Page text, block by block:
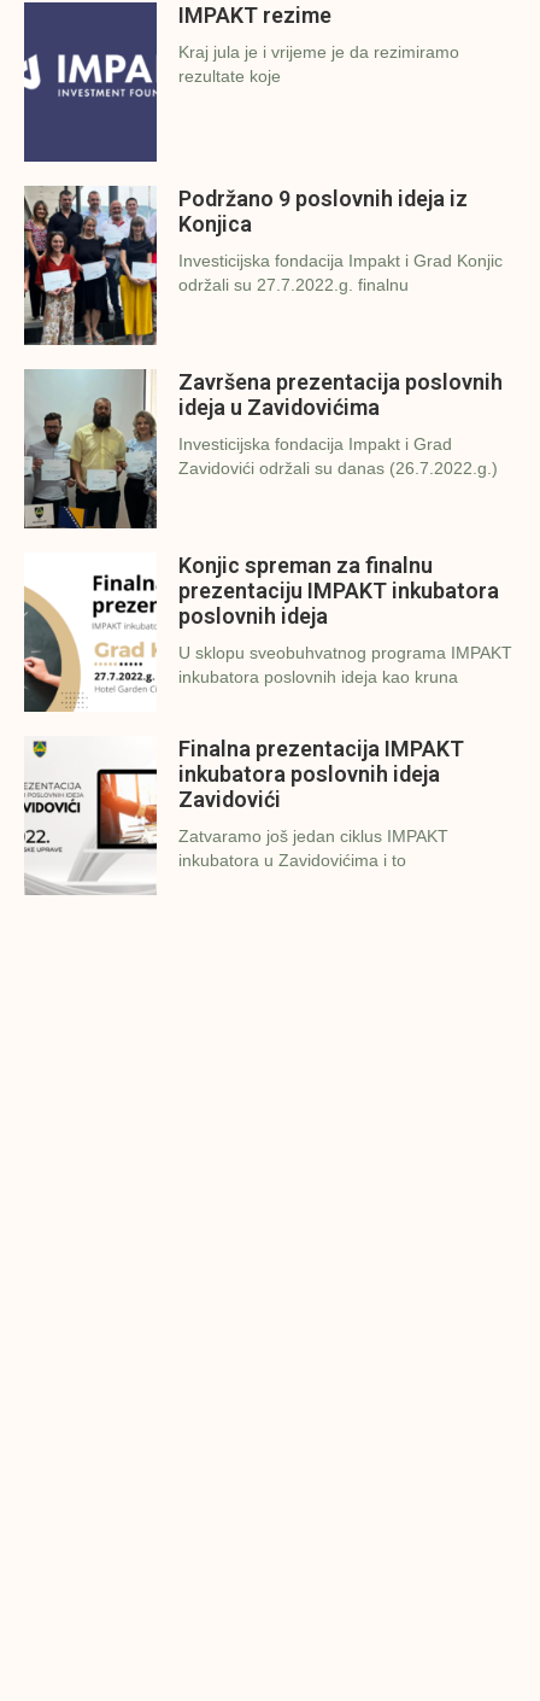
IMPAKT rezime
Kraj jula je i vrijeme je da rezimiramo
rezultate koje
Podržano 9 poslovnih ideja iz
Konjica
Investicijska fondacija Impakt i Grad Konjic
održali su 27.7.2022.g. finalnu
Završena prezentacija poslovnih
ideja u Zavidovićima
Investicijska fondacija Impakt i Grad
Zavidovići održali su danas (26.7.2022.g.)
Konjic spreman za finalnu
prezentaciju IMPAKT inkubatora
poslovnih ideja
U sklopu sveobuhvatnog programa IMPAKT
inkubatora poslovnih ideja kao kruna
Finalna prezentacija IMPAKT
inkubatora poslovnih ideja
Zavidovići
Zatvaramo još jedan ciklus IMPAKT
inkubatora u Zavidovićima i to